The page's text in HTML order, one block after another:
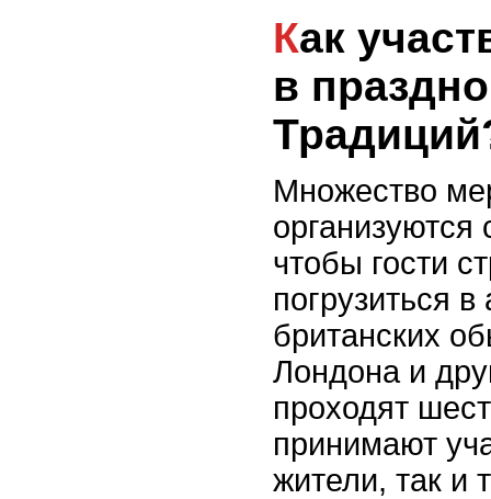
Как участвуют туристы
в
Множество
организуются
чтобы гости
погрузиться
британских
Лондона и
проходят
принимают
жители, так и